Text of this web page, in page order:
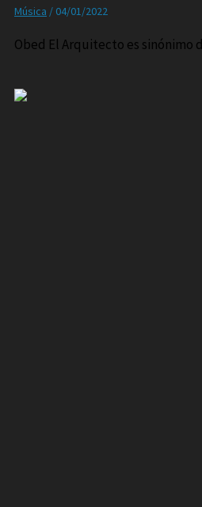
Música / 04/01/2022
Obed El Arquitecto es sinónimo